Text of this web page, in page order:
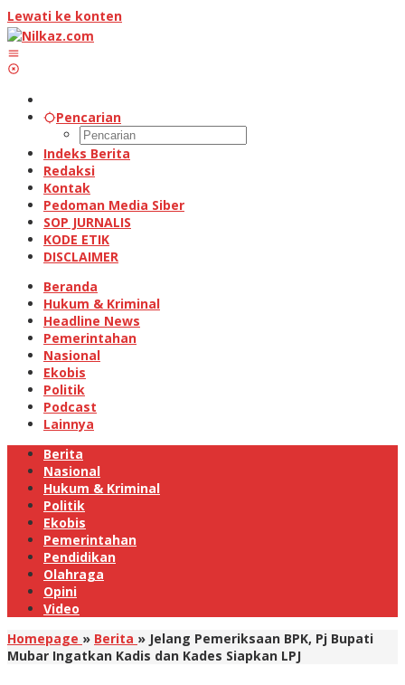
Lewati ke konten
Pencarian
Indeks Berita
Redaksi
Kontak
Pedoman Media Siber
SOP JURNALIS
KODE ETIK
DISCLAIMER
Beranda
Hukum & Kriminal
Headline News
Pemerintahan
Nasional
Ekobis
Politik
Podcast
Lainnya
Berita
Nasional
Hukum & Kriminal
Politik
Ekobis
Pemerintahan
Pendidikan
Olahraga
Opini
Video
Homepage » Berita » Jelang Pemeriksaan BPK, Pj Bupati
Mubar Ingatkan Kadis dan Kades Siapkan LPJ